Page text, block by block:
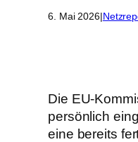
6. Mai 2026|
Die EU-
persönlich
eine bereits